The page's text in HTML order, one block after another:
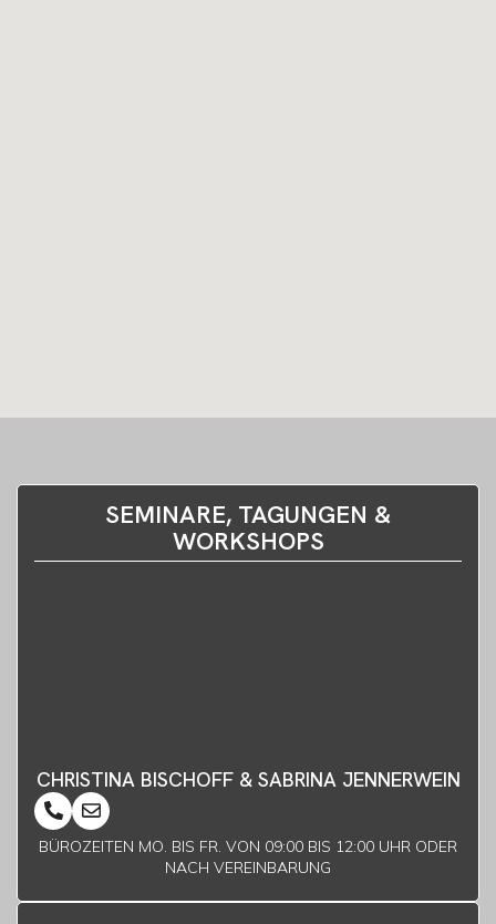
SEMINARE, TAGUNGEN &
WORKSHOPS
CHRISTINA BISCHOFF & SABRINA JENNERWEIN
BÜROZEITEN MO. BIS FR. VON 09:00 BIS 12:00 UHR ODER
NACH VEREINBARUNG